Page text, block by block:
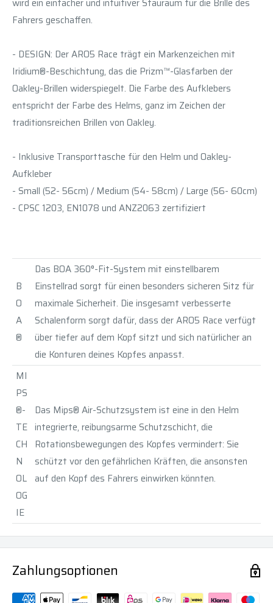
Fahrers geschaffen.
- DESIGN: Der ARO5 Race trägt ein Markenzeichen mit
Iridium®-Beschichtung, das die Prizm™-Glasfarben der
Oakley-Brillen widerspiegelt. Die Farbe des Aufklebers
entspricht der Farbe des Helms, ganz im Zeichen der
traditionsreichen Brillen von Oakley.
- Inklusive Transporttasche für den Helm und Oakley-
Aufkleber
- Small (52- 56cm) / Medium (54- 58cm) / Large (56- 60cm)
- CPSC 1203, EN1078 und ANZ2063 zertifiziert
B
O
A
®
Das BOA 360°-Fit-System mit einstellbarem
Einstellrad sorgt für einen besonders sicheren Sitz für
maximale Sicherheit. Die insgesamt verbesserte
Schalenform sorgt dafür, dass der ARO5 Race verfügt
über tiefer auf dem Kopf sitzt und sich natürlicher an
die Konturen deines Kopfes anpasst.
MI
PS
®-
TE
CH
N
OL
OG
IE
Das Mips® Air-Schutzsystem ist eine in den Helm
integrierte, reibungsarme Schutzschicht, die
Rotationsbewegungen des Kopfes vermindert: Sie
schützt vor den gefährlichen Kräften, die ansonsten
auf den Kopf des Fahrers einwirken könnten.
Zahlungsoptionen